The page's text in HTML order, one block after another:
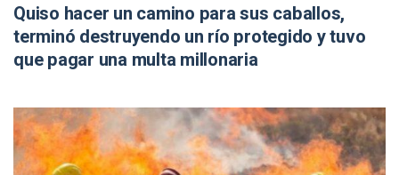
Quiso hacer un camino para sus caballos,
terminó destruyendo un río protegido y tuvo
que pagar una multa millonaria